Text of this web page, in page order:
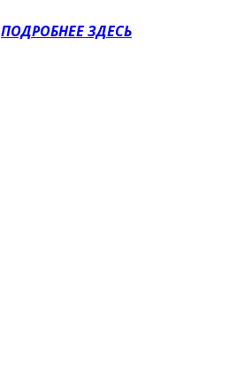
ПОДРОБНЕЕ ЗДЕСЬ